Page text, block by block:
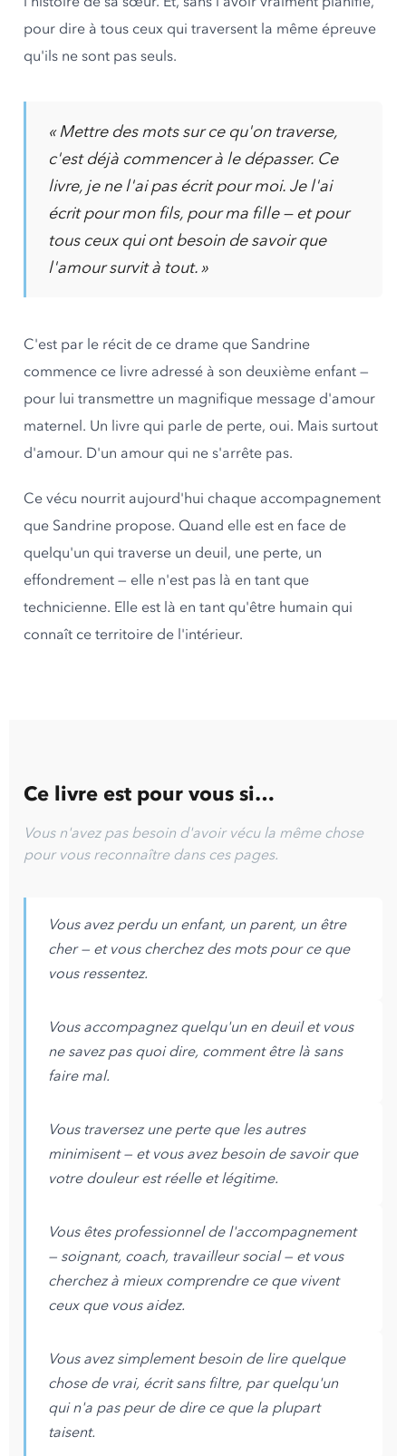
pour dire à tous ceux qui traversent la même épreuve
qu'ils ne sont pas seuls.
« Mettre des mots sur ce qu'on traverse,
c'est déjà commencer à le dépasser. Ce
livre, je ne l'ai pas écrit pour moi. Je l'ai
écrit pour mon fils, pour ma fille — et pour
tous ceux qui ont besoin de savoir que
l'amour survit à tout. »
C'est par le récit de ce drame que Sandrine
commence ce livre adressé à son deuxième enfant —
pour lui transmettre un magnifique message d'amour
maternel. Un livre qui parle de perte, oui. Mais surtout
d'amour. D'un amour qui ne s'arrête pas.
Ce vécu nourrit aujourd'hui chaque accompagnement
que Sandrine propose. Quand elle est en face de
quelqu'un qui traverse un deuil, une perte, un
effondrement — elle n'est pas là en tant que
technicienne. Elle est là en tant qu'être humain qui
connaît ce territoire de l'intérieur.
Ce livre est pour vous si…
Vous n'avez pas besoin d'avoir vécu la même chose
pour vous reconnaître dans ces pages.
Vous avez perdu un enfant, un parent, un être
cher — et vous cherchez des mots pour ce que
vous ressentez.
Vous accompagnez quelqu'un en deuil et vous
ne savez pas quoi dire, comment être là sans
faire mal.
Vous traversez une perte que les autres
minimisent — et vous avez besoin de savoir que
votre douleur est réelle et légitime.
Vous êtes professionnel de l'accompagnement
— soignant, coach, travailleur social — et vous
cherchez à mieux comprendre ce que vivent
ceux que vous aidez.
Vous avez simplement besoin de lire quelque
chose de vrai, écrit sans filtre, par quelqu'un
qui n'a pas peur de dire ce que la plupart
taisent.